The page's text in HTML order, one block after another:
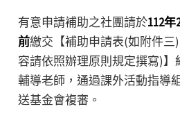
有意申請補助之社團請於112年
前繳交【補助申請表(如附件三
容請依照辦理原則規定撰寫)
輔導老師，通過課外活動指導
送基金會複審。